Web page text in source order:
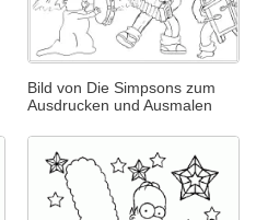
Bild von Die Simpsons zum
Ausdrucken und Ausmalen